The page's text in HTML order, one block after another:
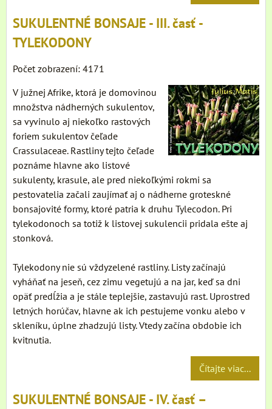
SUKULENTNÉ BONSAJE - III. časť -
TYLEKODONY
Počet zobrazení: 4171
V južnej Afrike, ktorá je domovinou
množstva nádherných sukulentov,
sa vyvinulo aj niekoľko rastových
foriem sukulentov čeľade
Crassulaceae. Rastliny tejto čeľade
poznáme hlavne ako listové
sukulenty, krasule, ale pred niekoľkými rokmi sa
pestovatelia začali zaujímať aj o nádherne groteskné
bonsajovité formy, ktoré patria k druhu Tylecodon. Pri
tylekodonoch sa totiž k listovej sukulencii pridala ešte aj
stonková.
Tylekodony nie sú vždyzelené rastliny. Listy začínajú
vyháňať na jeseň, cez zimu vegetujú a na jar, keď sa dni
opäť predĺžia a je stále teplejšie, zastavujú rast. Uprostred
letných horúčav, hlavne ak ich pestujeme vonku alebo v
skleníku, úplne zhadzujú listy. Vtedy začína obdobie ich
kvitnutia.
Čítajte viac...
SUKULENTNÉ BONSAJE - IV. časť –